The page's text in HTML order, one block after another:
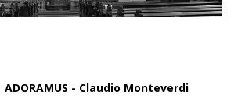
ADORAMUS - Claudio Monteverdi